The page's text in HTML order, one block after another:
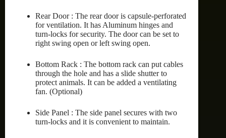
Rear Door : The rear door is capsule-perforated
for ventilation. It has Aluminum hinges and
turn-locks for security. The door can be set to
right swing open or left swing open.
Bottom Rack : The bottom rack can put cables
through the hole and has a slide shutter to
protect animals. It can be added a ventilating
fan. (Optional)
Side Panel : The side panel secures with two
turn-locks and it is convenient to maintain.